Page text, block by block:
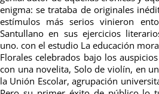
enigma: se trataba de originales
estímulos más serios vinieron
Santullano en sus ejercicios
uno. con el estudio La educación
Florales celebrados bajo los
con una novelita, Solo de violín, en
la Unión Escolar, agrupación